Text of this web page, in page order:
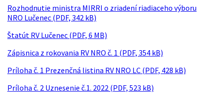
Rozhodnutie ministra MIRRI o zriadení riadiaceho výboru
NRO Lučenec (PDF, 342 kB)
Štatút RV Lučenec (PDF, 6 MB)
Zápisnica z rokovania RV NRO č. 1 (PDF, 354 kB)
Príloha č. 1 Prezenčná listina RV NRO LC (PDF, 428 kB)
Príloha č. 2 Uznesenie č.1. 2022 (PDF, 523 kB)